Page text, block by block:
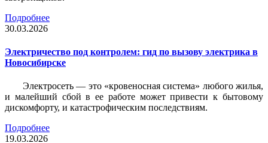
Подробнее
30.03.2026
Электричество под контролем: гид по вызову электрика в
Новосибирске
Электросеть — это «кровеносная система» любого жилья,
и малейший сбой в ее работе может привести к бытовому
дискомфорту, и катастрофическим последствиям.
Подробнее
19.03.2026